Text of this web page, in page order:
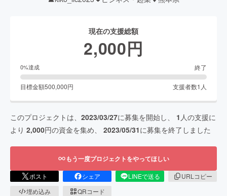
現在の支援総額
2,000円
0%達成 終了
目標金額500,000円 支援者数1 人
このプロジェクトは、 2023/03/27に募集を開始し、 1 人の支援に
より 2,000円の資金を集め、 2023/05/31に募集を終了しました
もう一度プロジェクトをやってほしい
ポスト シェア LINEで送る
URLコピー
埋め込み
QRコード